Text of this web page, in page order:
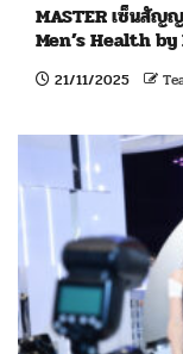
MASTER เซ็นสัญ
Men’s Health
21/11/2025